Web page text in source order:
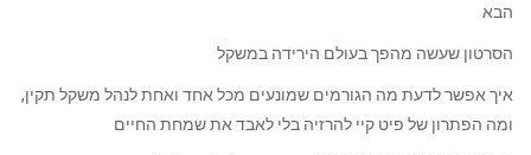
הבא
הסרטון שעשה מהפך בעולם הירידה במשקל
איך אפשר לדעת מה הגורמים שמונעים מכל אחד ואחת לנהל משקל תקין,
ומה הפתרון של פיט קיי להרזיה בלי לאבד את שמחת החיים